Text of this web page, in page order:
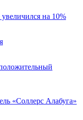
на 10%
«Соллерс Алабуга»